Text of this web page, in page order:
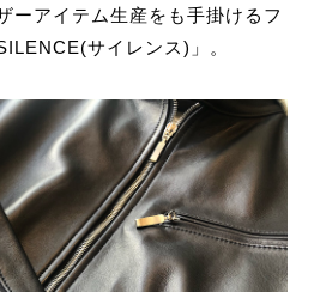
ーアイテム生産をも手掛けるフ
(サイレンス)」。